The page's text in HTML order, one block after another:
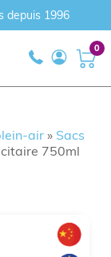
depuis 1996
0
air » Sacs
750ml